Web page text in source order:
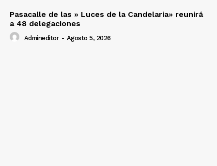
Pasacalle de las » Luces de la Candelaria» reunirá
a 48 delegaciones
Admineditor - Agosto 5, 2026